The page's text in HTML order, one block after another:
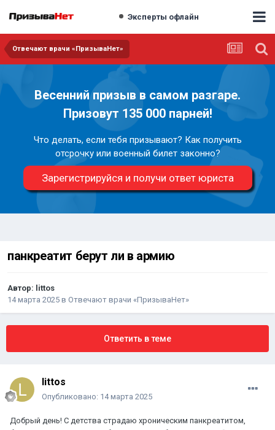
Эксперты офлайн
Отвечают врачи «ПризываНет»
Весенний призыв в самом разгаре.
Призовут 135 000 парней!
Что делать, если тебя призывают? Как получить
отсрочку или военный билет законно?
Зарегистрируйся и получи ответ юриста
панкреатит берут ли в армию
Автор: littos
14 марта 2025 в Отвечают врачи «ПризываНет»
Ответить в теме
littos
Опубликовано: 14 марта 2025
Добрый день! С детства страдаю хроническим панкреатитом,